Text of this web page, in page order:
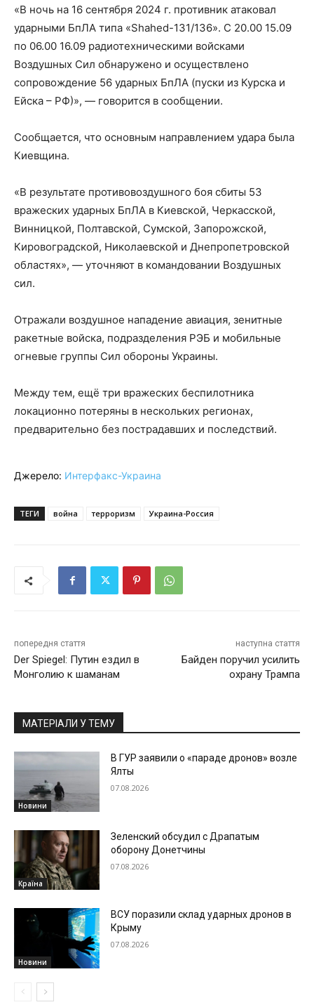
«В ночь на 16 сентября 2024 г. противник атаковал
ударными БпЛА типа «Shahed-131/136». С 20.00 15.09
по 06.00 16.09 радиотехническими войсками
Воздушных Сил обнаружено и осуществлено
сопровождение 56 ударных БпЛА (пуски из Курска и
Ейска – РФ)», — говорится в сообщении.
Сообщается, что основным направлением удара была
Киевщина.
«В результате противовоздушного боя сбиты 53
вражеских ударных БпЛА в Киевской, Черкасской,
Винницкой, Полтавской, Сумской, Запорожской,
Кировоградской, Николаевской и Днепропетровской
областях», — уточняют в командовании Воздушных
сил.
Отражали воздушное нападение авиация, зенитные
ракетные войска, подразделения РЭБ и мобильные
огневые группы Сил обороны Украины.
Между тем, ещё три вражеских беспилотника
локационно потеряны в нескольких регионах,
предварительно без пострадавших и последствий.
Джерело: Интерфакс-Украина
ТЕГИ война терроризм Украина-Россия
попередня стаття
Der Spiegel: Путин ездил в
Монголию к шаманам
наступна стаття
Байден поручил усилить
охрану Трампа
МАТЕРІАЛИ У ТЕМУ
Новини
В ГУР заявили о «параде дронов» возле
Ялты
07.08.2026
Країна
Зеленский обсудил с Драпатым
оборону Донетчины
07.08.2026
Новини
ВСУ поразили склад ударных дронов в
Крыму
07.08.2026